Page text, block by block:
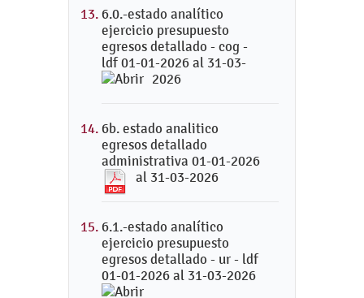
6.0.-estado analítico
ejercicio presupuesto
egresos detallado - cog -
ldf 01-01-2026 al 31-03-
2026
6b. estado analitico
egresos detallado
administrativa 01-01-2026
al 31-03-2026
6.1.-estado analítico
ejercicio presupuesto
egresos detallado - ur - ldf
01-01-2026 al 31-03-2026